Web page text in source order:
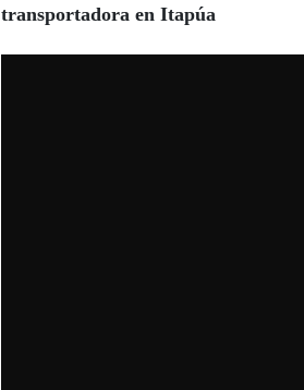
transportadora en Itapúa